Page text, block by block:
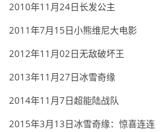
2010年11月24日长发公主
2011年7月15日小熊维尼大电影
2012年11月02日无敌破坏王
2013年11月27日冰雪奇缘
2014年11月7日超能陆战队
2015年3月13日冰雪奇缘：惊喜连连